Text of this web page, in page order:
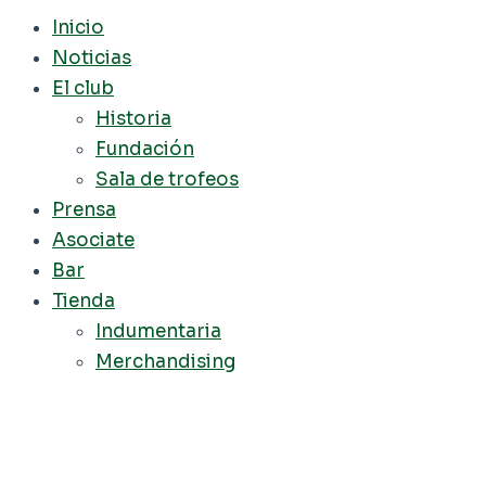
Inicio
Noticias
El club
Historia
Fundación
Sala de trofeos
Prensa
Asociate
Bar
Tienda
Indumentaria
Merchandising